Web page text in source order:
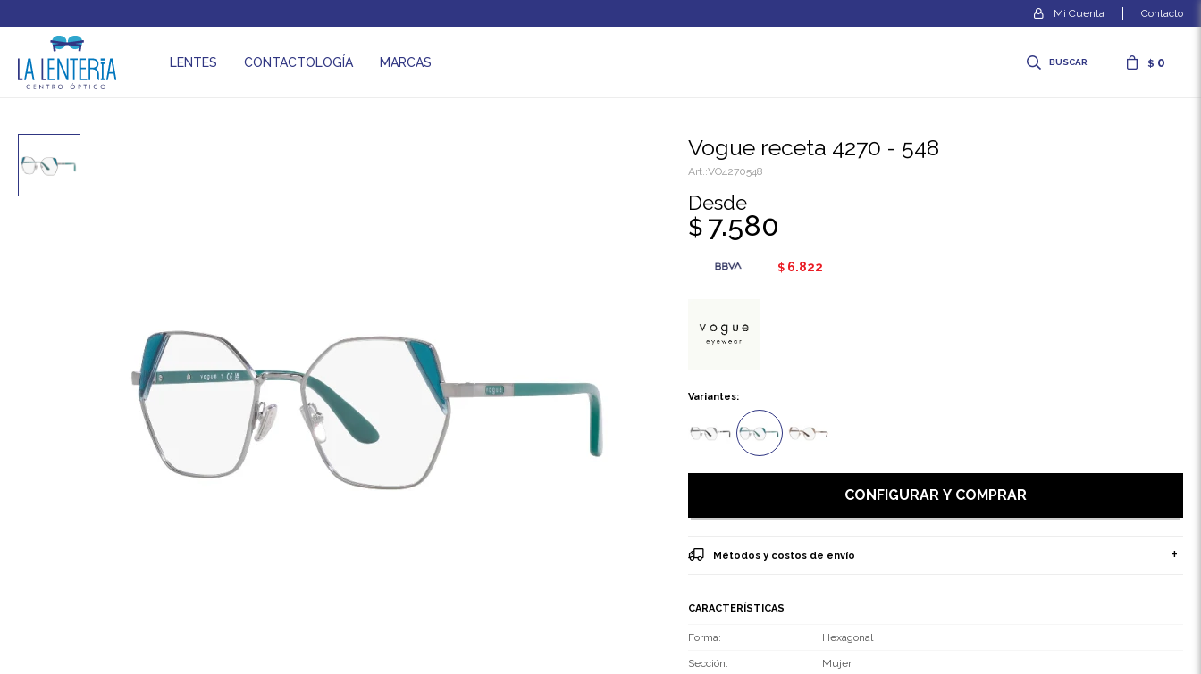
LENTES CONTACTOLOGÍA MARCAS $ 0
Contacto
Vogue receta 4270 - 548
VO4270548
Desde
$ 7.580
$ 6.822
Variantes:
CONFIGURAR Y COMPRAR
Métodos y costos de envío
CARACTERÍSTICAS
Forma Hexagonal
Sección Mujer